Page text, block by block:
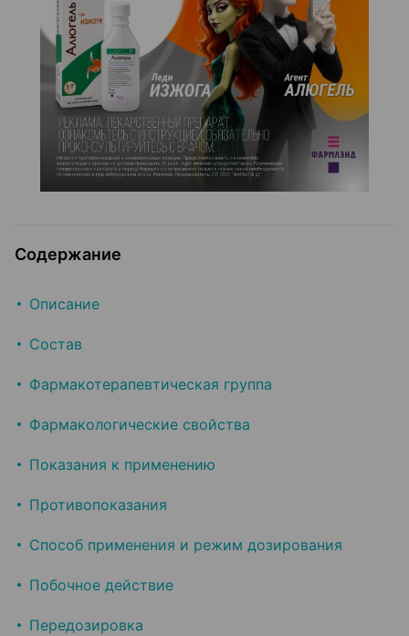
Содержание
Описание
Состав
Фармакотерапевтическая группа
Фармакологические свойства
Показания к применению
Противопоказания
Способ применения и режим дозирования
Побочное действие
Передозировка